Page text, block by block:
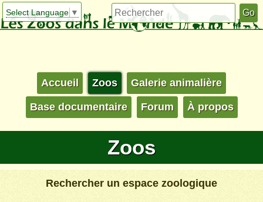
Select Language ▼
Accueil Zoos Galerie animalière
Base documentaire Forum À propos
Zoos
Rechercher un espace zoologique